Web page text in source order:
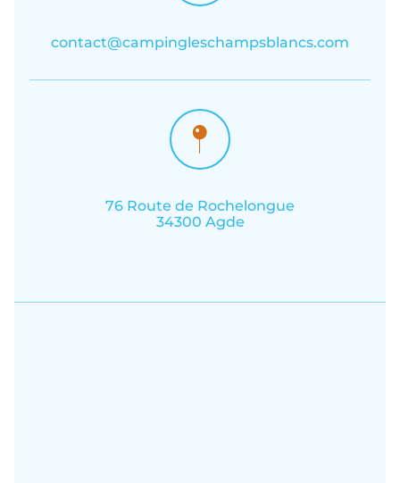
contact@campingleschampsblancs.com
76 Route de Rochelongue
34300 Agde